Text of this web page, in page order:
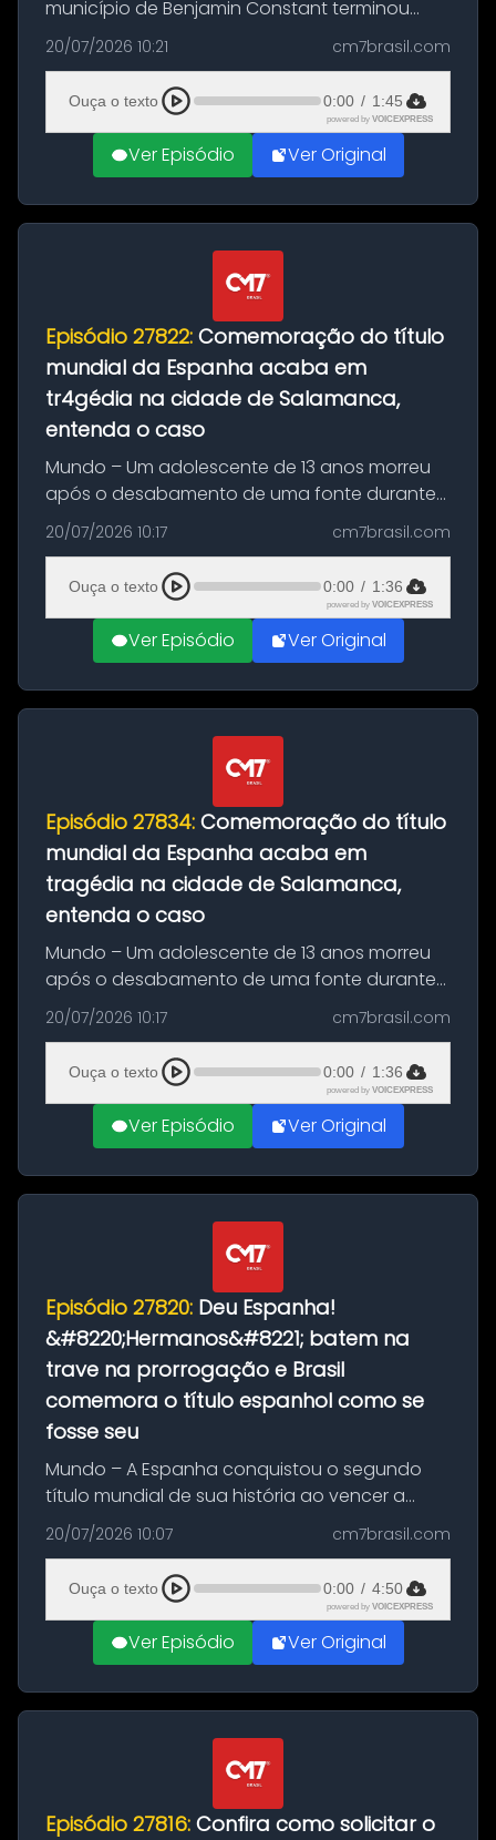
município de Benjamin Constant terminou
com a apreensão de aproximadamente 115
quilos de entorpecentes em uma
embarcação atracada no porto da cidade. O
materia...
20/07/2026 10:21 cm7brasil.com
Ouça o texto 0:00 / 1:45
powered by VOICEXPRESS
Ver Episódio Ver Original
Episódio 27822: Comemoração do título
mundial da Espanha acaba em
tr4gédia na cidade de Salamanca,
entenda o caso
Mundo – Um adolescente de 13 anos morreu
após o desabamento de uma fonte durante
as comemorações pelo título da Copa do
Mundo conquistado pela Espanha, em
Ciudad Rodrigo, na província de Salamanca,
no...
20/07/2026 10:17 cm7brasil.com
Ouça o texto 0:00 / 1:36
powered by VOICEXPRESS
Ver Episódio Ver Original
Episódio 27834: Comemoração do título
mundial da Espanha acaba em
tragédia na cidade de Salamanca,
entenda o caso
Mundo – Um adolescente de 13 anos morreu
após o desabamento de uma fonte durante
as comemorações pelo título da Copa do
Mundo conquistado pela Espanha, em
Ciudad Rodrigo, na província de Salamanca,
no...
20/07/2026 10:17 cm7brasil.com
Ouça o texto 0:00 / 1:36
powered by VOICEXPRESS
Ver Episódio Ver Original
Episódio 27820: Deu Espanha!
&#8220;Hermanos&#8221; batem na
trave na prorrogação e Brasil
comemora o título espanhol como se
fosse seu
Mundo – A Espanha conquistou o segundo
título mundial de sua história ao vencer a
Argentina por 1 a 0, neste domingo (19), na
decisão da Copa do Mundo de 2026. Depois
de um duelo sem gols durante o te...
20/07/2026 10:07 cm7brasil.com
Ouça o texto 0:00 / 4:50
powered by VOICEXPRESS
Ver Episódio Ver Original
Episódio 27816: Confira como solicitar o